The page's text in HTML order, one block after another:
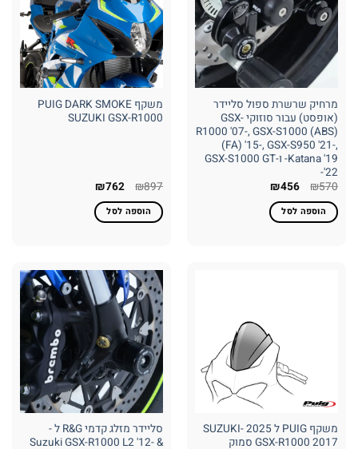
מרחיק שרשרת ספול סליידר
(אופסט) עבור סוזוקי GSX-
R1000 '07-, GSX-S1000 (ABS)
(FA) '15-, GSX-S950 '21-,
Katana '19- ו-GSX-S1000 GT
'22-
₪570 המחיר
היה:
₪570.
₪456 המחיר
הוא:
₪456. הוספה לסל
משקף PUIG DARK SMOKE
SUZUKI GSX-R1000
₪897 המחיר
היה:
₪897.
₪762 המחיר
הוא:
₪762. הוספה לסל
משקף PUIG ל 2025 -SUZUKI
GSX-R1000 2017 סמוק
סליידר מזלג קדמי R&G ל -
Suzuki GSX-R1000 L2 '12- &